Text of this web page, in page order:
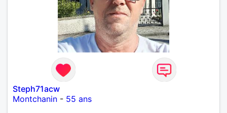
Steph71acw
Montchanin - 55 ans